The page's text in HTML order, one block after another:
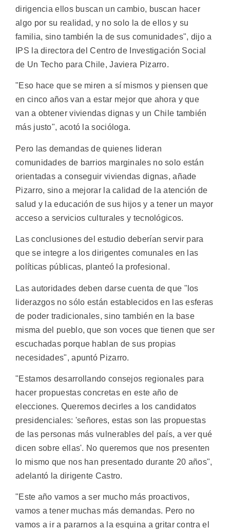
dirigencia ellos buscan un cambio, buscan hacer
algo por su realidad, y no solo la de ellos y su
familia, sino también la de sus comunidades", dijo a
IPS la directora del Centro de Investigación Social
de Un Techo para Chile, Javiera Pizarro.
"Eso hace que se miren a sí mismos y piensen que
en cinco años van a estar mejor que ahora y que
van a obtener viviendas dignas y un Chile también
más justo", acotó la socióloga.
Pero las demandas de quienes lideran
comunidades de barrios marginales no solo están
orientadas a conseguir viviendas dignas, añade
Pizarro, sino a mejorar la calidad de la atención de
salud y la educación de sus hijos y a tener un mayor
acceso a servicios culturales y tecnológicos.
Las conclusiones del estudio deberían servir para
que se integre a los dirigentes comunales en las
políticas públicas, planteó la profesional.
Las autoridades deben darse cuenta de que "los
liderazgos no sólo están establecidos en las esferas
de poder tradicionales, sino también en la base
misma del pueblo, que son voces que tienen que ser
escuchadas porque hablan de sus propias
necesidades", apuntó Pizarro.
"Estamos desarrollando consejos regionales para
hacer propuestas concretas en este año de
elecciones. Queremos decirles a los candidatos
presidenciales: 'señores, estas son las propuestas
de las personas más vulnerables del país, a ver qué
dicen sobre ellas'. No queremos que nos presenten
lo mismo que nos han presentado durante 20 años",
adelantó la dirigente Castro.
"Este año vamos a ser mucho más proactivos,
vamos a tener muchas más demandas. Pero no
vamos a ir a pararnos a la esquina a gritar contra el